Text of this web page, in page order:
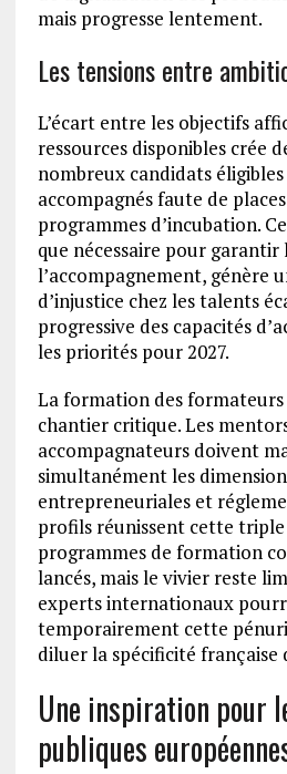
mais progresse lentement.
Les tensions entre
L’écart entre les objectifs
ressources disponibles crée
nombreux candidats
accompagnés faute de
programmes d’incubation.
que nécessaire pour garantir
l’accompagnement, génère
d’injustice chez les talents
progressive des capacités
les priorités pour 2027.
La formation des
chantier critique. Les
accompagnateurs doivent
simultanément les
entrepreneuriales et
profils réunissent cette triple
programmes de formation
lancés, mais le vivier reste
experts internationaux
temporairement cette
diluer la spécificité française
Une inspiration pour
publiques